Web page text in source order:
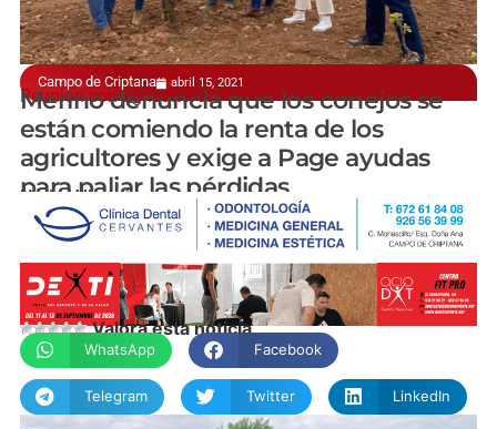
Campo de Criptana abril 15, 2021
Reunión con agricultores
Merino denuncia que los conejos se
están comiendo la renta de los
agricultores y exige a Page ayudas
para paliar las pérdidas
Nuria Villacañas
Valora esta noticia
WhatsApp Facebook
Telegram Twitter LinkedIn